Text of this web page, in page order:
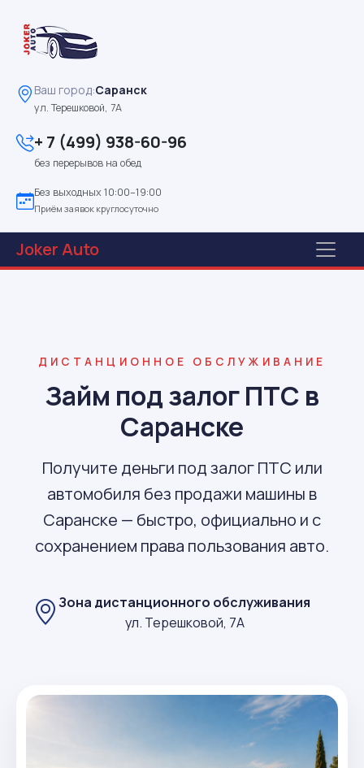
Ваш город:Саранск
ул. Терешковой, 7А
+ 7 (499) 938-60-96
без перерывов на обед
Без выходных 10:00–19:00
Приём заявок круглосуточно
JokerAuto
ДИСТАНЦИОННОЕ ОБСЛУЖИВАНИЕ
Займ под залог ПТС в
Саранске
Получите деньги под залог ПТС или
автомобиля без продажи машины в
Саранске — быстро, официально и с
сохранением права пользования авто.
Зона дистанционного обслуживания
ул. Терешковой, 7А